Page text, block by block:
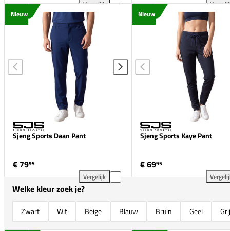
Vergelijk
Sjeng Sports Olsen Pant toevoegen aan vergelijking
Nieuw
Sjeng Sports Daan Pant
€ 7995
Vergelijk
Nieuw
Sjeng Sports Kaye Pant
€ 6995
Welke kleur zoek je?
Zwart Wit Beige Blauw Bruin Geel